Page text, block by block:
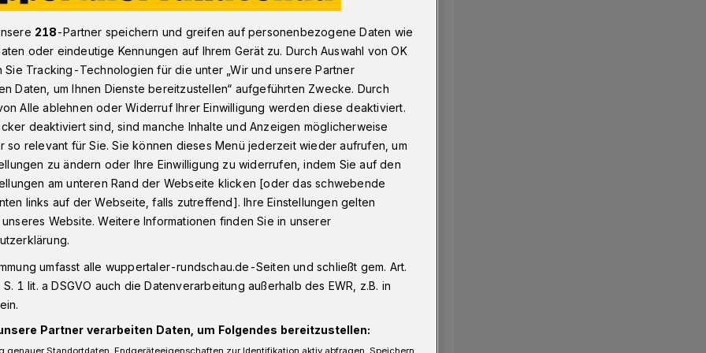
in Verwaltung, Kitas und Sparkasse
in
und
im öffentlichen Dienst werden
Services und Dienststellen der
nicht oder nur sehr eingeschränkt zu
218-Partner speichern und greifen auf personenbezogene Daten wie
oder eindeutige Kennungen auf Ihrem Gerät zu. Durch Auswahl von OK
Sie Tracking-Technologien für die unter „Wir und unsere Partner
Daten, um Ihnen Dienste bereitzustellen“ aufgeführten Zwecke. Durch
Alle ablehnen oder Widerruf Ihrer Einwilligung werden diese deaktiviert.
deaktiviert sind, sind manche Inhalte und Anzeigen möglicherweise
so relevant für Sie. Sie können dieses Menü jederzeit wieder aufrufen, um
zu ändern oder Ihre Einwilligung zu widerrufen, indem Sie auf den
am unteren Rand der Webseite klicken [oder das schwebende
links auf der Webseite, falls zutreffend]. Ihre Einstellungen gelten
Website. Weitere Informationen finden Sie in unserer
umfasst alle wuppertaler-rundschau.de-Seiten und schließt gem. Art.
1 lit. a DSGVO auch die Datenverarbeitung außerhalb des EWR, z.B. in
Partner verarbeiten Daten, um Folgendes bereitzustellen:
genauer Standortdaten. Endgeräteeigenschaften zur Identifikation aktiv abfragen. Speichern